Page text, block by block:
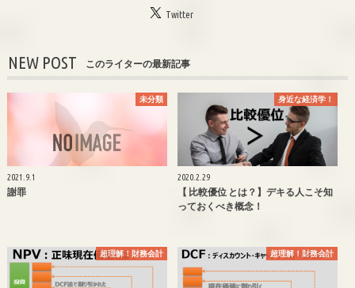
Twitter
NEW POST このライターの最新記事
未分類
2021.9.1
謝罪
身近な経済学！
2020.2.29
【 比較優位 とは？】デキる人こそ知
っておくべき概念！
超理解！財務会計 超理解！財務会計